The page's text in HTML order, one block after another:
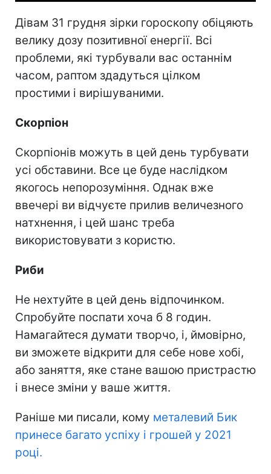
Дівам 31 грудня зірки гороскопу обіцяють
велику дозу позитивної енергії. Всі
проблеми, які турбували вас останнім
часом, раптом здадуться цілком
простими і вирішуваними.
Скорпіон
Скорпіонів можуть в цей день турбувати
усі обставини. Все це буде наслідком
якогось непорозуміння. Однак вже
ввечері ви відчуєте прилив величезного
натхнення, і цей шанс треба
використовувати з користю.
Риби
Не нехтуйте в цей день відпочинком.
Спробуйте поспати хоча б 8 годин.
Намагайтеся думати творчо, і, ймовірно,
ви зможете відкрити для себе нове хобі,
або заняття, яке стане вашою пристрастю
і внесе зміни у ваше життя.
Раніше ми писали, кому металевий Бик
принесе багато успіху і грошей у 2021
році.